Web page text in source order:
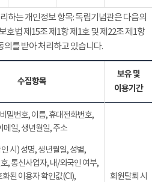
하는 개인정보 항목: 독립기념관은 다음의
호법 제15조 제1항 제1호 및 제22조 제1항
의를 받아 처리하고 있습니다.
수집항목
보유 및
이용기간
밀번호, 이름, 휴대전화번호,
메일, 생년월일, 주소
시) 성명, 생년월일, 성별,
, 통신사업자, 내/외국인 여부,
화된 이용자 확인값(CI),
회원탈퇴 시